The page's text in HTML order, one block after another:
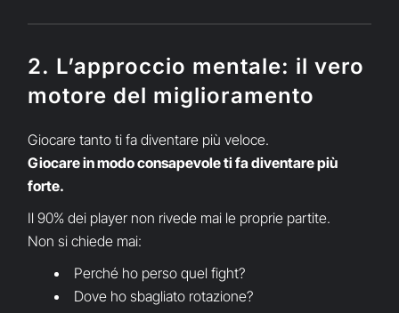
2. L’approccio mentale: il vero
motore del miglioramento
Giocare tanto ti fa diventare più veloce.
Giocare in modo consapevole ti fa diventare più
forte.
Il 90% dei player non rivede mai le proprie partite.
Non si chiede mai:
Perché ho perso quel fight?
Dove ho sbagliato rotazione?